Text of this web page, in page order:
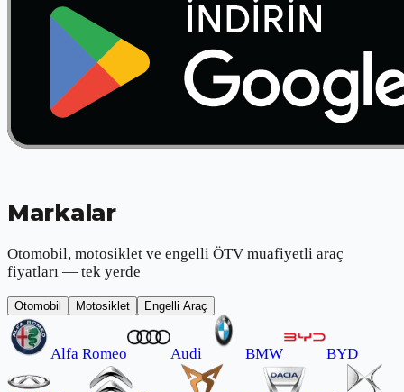
Markalar
Otomobil, motosiklet ve engelli ÖTV muafiyetli araç
fiyatları — tek yerde
Otomobil Motosiklet Engelli Araç
Alfa Romeo Audi BMW BYD